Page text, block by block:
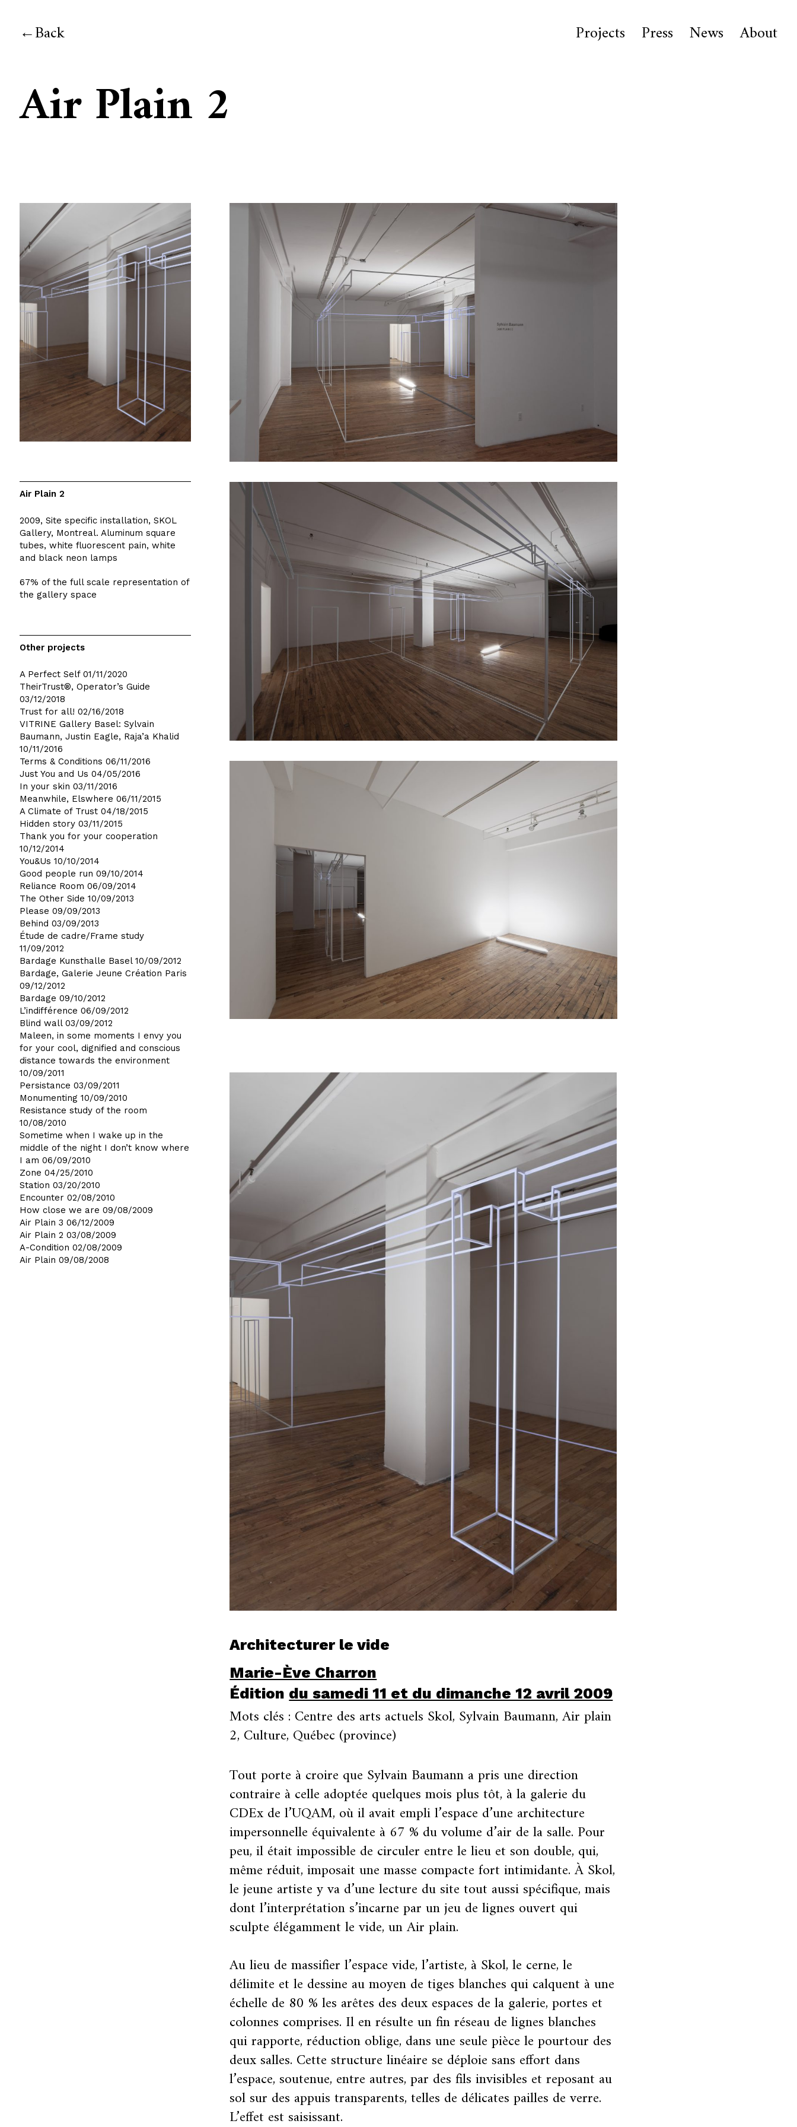
Back Projects Press News About
Air Plain 2
Architecturer le vide
Marie-Ève Charron
Édition du samedi 11 et du dimanche 12 avril 2009
Mots clés : Centre des arts actuels Skol, Sylvain Baumann, Air plain
2, Culture, Québec (province)
Tout porte à croire que Sylvain Baumann a pris une direction
contraire à celle adoptée quelques mois plus tôt, à la galerie du
CDEx de l’UQAM, où il avait empli l’espace d’une architecture
impersonnelle équivalente à 67 % du volume d’air de la salle. Pour
peu, il était impossible de circuler entre le lieu et son double, qui,
même réduit, imposait une masse compacte fort intimidante. À Skol,
le jeune artiste y va d’une lecture du site tout aussi spécifique, mais
dont l’interprétation s’incarne par un jeu de lignes ouvert qui
sculpte élégamment le vide, un Air plain.
Au lieu de massifier l’espace vide, l’artiste, à Skol, le cerne, le
délimite et le dessine au moyen de tiges blanches qui calquent à une
échelle de 80 % les arêtes des deux espaces de la galerie, portes et
colonnes comprises. Il en résulte un fin réseau de lignes blanches
qui rapporte, réduction oblige, dans une seule pièce le pourtour des
deux salles. Cette structure linéaire se déploie sans effort dans
l’espace, soutenue, entre autres, par des fils invisibles et reposant au
sol sur des appuis transparents, telles de délicates pailles de verre.
L’effet est saisissant.
Air Plain 2
2009, Site specific installation, SKOL
Gallery, Montreal. Aluminum square
tubes, white fluorescent pain, white
and black neon lamps
67% of the full scale representation of
the gallery space
Other projects
A Perfect Self 01/11/2020
TheirTrust®, Operator’s Guide
03/12/2018
Trust for all! 02/16/2018
VITRINE Gallery Basel: Sylvain
Baumann, Justin Eagle, Raja’a Khalid
10/11/2016
Terms & Conditions 06/11/2016
Just You and Us 04/05/2016
In your skin 03/11/2016
Meanwhile, Elswhere 06/11/2015
A Climate of Trust 04/18/2015
Hidden story 03/11/2015
Thank you for your cooperation
10/12/2014
You&Us 10/10/2014
Good people run 09/10/2014
Reliance Room 06/09/2014
The Other Side 10/09/2013
Please 09/09/2013
Behind 03/09/2013
Étude de cadre/Frame study
11/09/2012
Bardage Kunsthalle Basel 10/09/2012
Bardage, Galerie Jeune Création Paris
09/12/2012
Bardage 09/10/2012
L’indifférence 06/09/2012
Blind wall 03/09/2012
Maleen, in some moments I envy you
for your cool, dignified and conscious
distance towards the environment
10/09/2011
Persistance 03/09/2011
Monumenting 10/09/2010
Resistance study of the room
10/08/2010
Sometime when I wake up in the
middle of the night I don’t know where
I am 06/09/2010
Zone 04/25/2010
Station 03/20/2010
Encounter 02/08/2010
How close we are 09/08/2009
Air Plain 3 06/12/2009
Air Plain 2 03/08/2009
A-Condition 02/08/2009
Air Plain 09/08/2008